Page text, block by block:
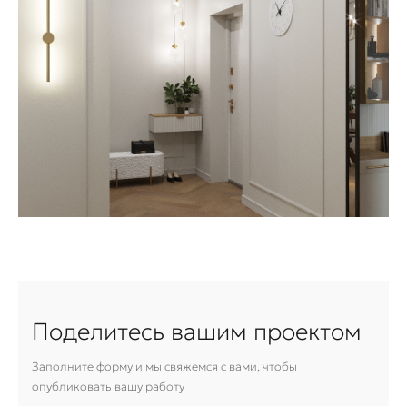
Поделитесь вашим проектом
Заполните форму и мы свяжемся с вами, чтобы
опубликовать вашу работу